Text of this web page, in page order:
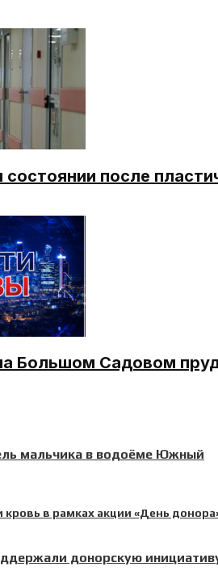
после
Большом Садовом
мальчика в водоёме Южный
донорскую